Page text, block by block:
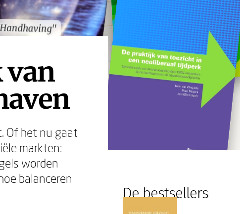
van
Of het nu gaat
markten:
worden
balanceren
De bestsellers